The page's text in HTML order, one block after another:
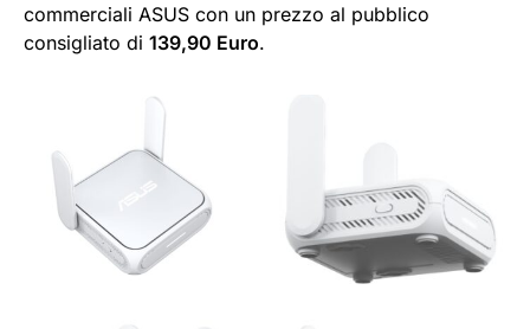
commerciali ASUS con un prezzo al pubblico
consigliato di 139,90 Euro.